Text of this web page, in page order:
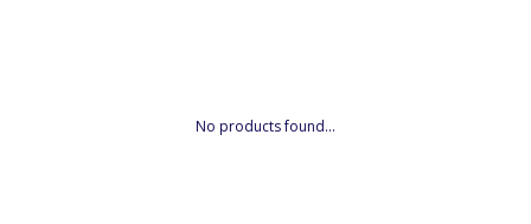
No products found...